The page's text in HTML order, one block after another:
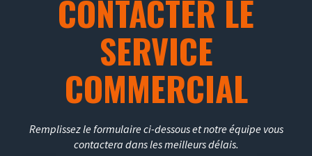
CONTACTER LE
SERVICE
COMMERCIAL
Remplissez le formulaire ci-dessous et notre équipe vous
contactera dans les meilleurs délais.